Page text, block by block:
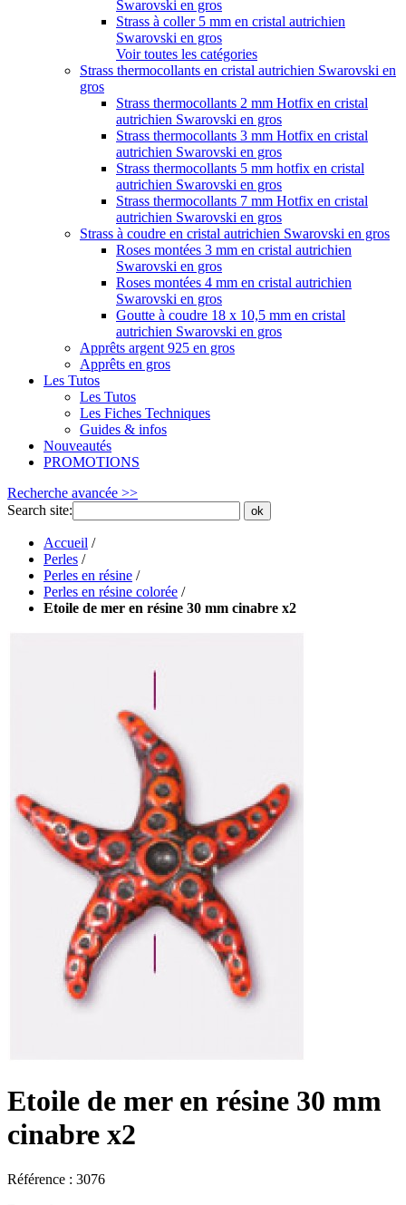
Swarovski en gros
Strass à coller 5 mm en cristal autrichien
Swarovski en gros
Voir toutes les catégories
Strass thermocollants en cristal autrichien Swarovski en
gros
Strass thermocollants 2 mm Hotfix en cristal
autrichien Swarovski en gros
Strass thermocollants 3 mm Hotfix en cristal
autrichien Swarovski en gros
Strass thermocollants 5 mm hotfix en cristal
autrichien Swarovski en gros
Strass thermocollants 7 mm Hotfix en cristal
autrichien Swarovski en gros
Strass à coudre en cristal autrichien Swarovski en gros
Roses montées 3 mm en cristal autrichien
Swarovski en gros
Roses montées 4 mm en cristal autrichien
Swarovski en gros
Goutte à coudre 18 x 10,5 mm en cristal
autrichien Swarovski en gros
Apprêts argent 925 en gros
Apprêts en gros
Les Tutos
Les Tutos
Les Fiches Techniques
Guides & infos
Nouveautés
PROMOTIONS
Recherche avancée >>
Search site:
ok
Accueil /
Perles /
Perles en résine /
Perles en résine colorée /
Etoile de mer en résine 30 mm cinabre x2
Etoile de mer en résine 30 mm
cinabre x2
Référence : 3076